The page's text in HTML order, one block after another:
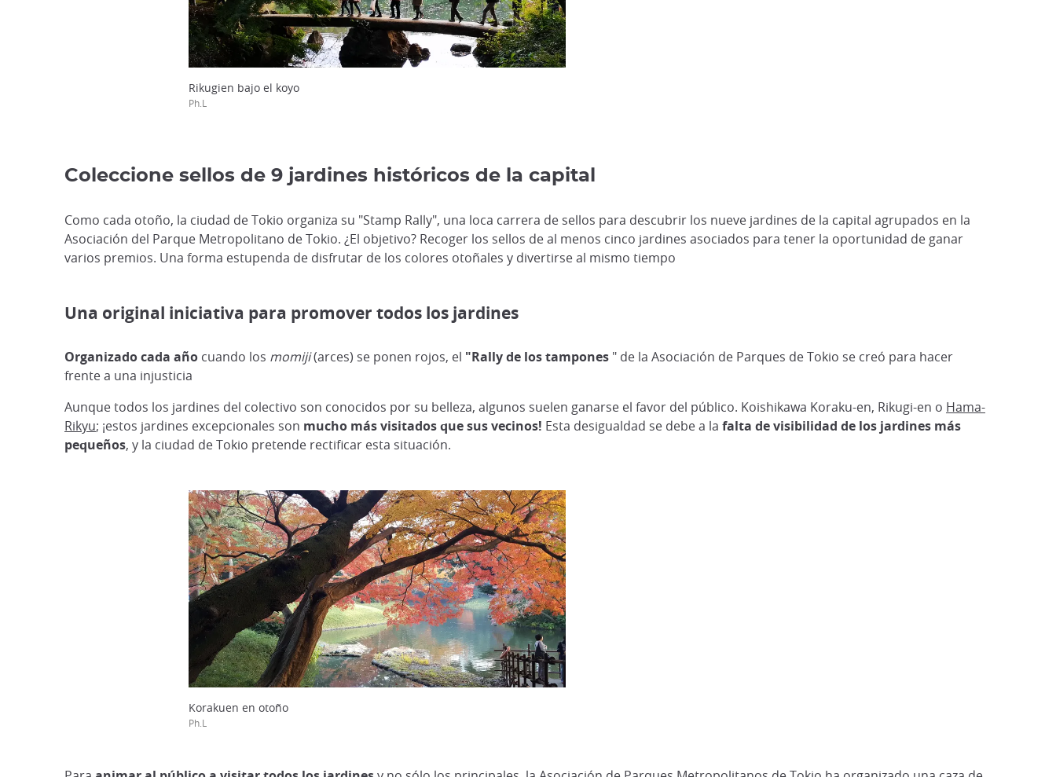
Rikugien bajo el koyo
Ph.L
Coleccione sellos de 9 jardines históricos de la capital
Como cada otoño, la ciudad de Tokio organiza su "Stamp Rally", una loca carrera de sellos para descubrir los nueve jardines de la capital agrupados en la
Asociación del Parque Metropolitano de Tokio. ¿El objetivo? Recoger los sellos de al menos cinco jardines asociados para tener la oportunidad de ganar
varios premios. Una forma estupenda de disfrutar de los colores otoñales y divertirse al mismo tiempo
Una original iniciativa para promover todos los jardines
Organizado cada año cuando los momiji(arces) se ponen rojos, el "Rally de los tampones " de la Asociación de Parques de Tokio se creó para hacer
frente a una injusticia
Aunque todos los jardines del colectivo son conocidos por su belleza, algunos suelen ganarse el favor del público. Koishikawa Koraku-en, Rikugi-en o Hama-
Rikyu; ¡estos jardines excepcionales son mucho más visitados que sus vecinos! Esta desigualdad se debe a la falta de visibilidad de los jardines más
pequeños, y la ciudad de Tokio pretende rectificar esta situación.
Korakuen en otoño
Ph.L